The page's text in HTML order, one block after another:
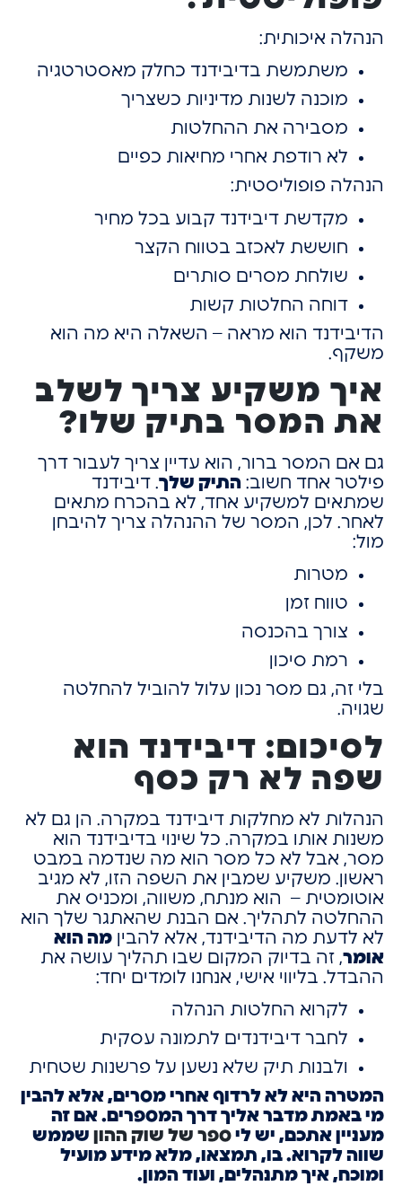
הנהלה איכותית:
משתמשת בדיבידנד כחלק מאסטרטגיה
מוכנה לשנות מדיניות כשצריך
מסבירה את ההחלטות
לא רודפת אחרי מחיאות כפיים
הנהלה פופוליסטית:
מקדשת דיבידנד קבוע בכל מחיר
חוששת לאכזב בטווח הקצר
שולחת מסרים סותרים
דוחה החלטות קשות
הדיבידנד הוא מראה – השאלה היא מה הוא
משקף.
איך משקיע צריך לשלב
את המסר בתיק שלו?
גם אם המסר ברור, הוא עדיין צריך לעבור דרך
פילטר אחד חשוב: התיק שלך. דיבידנד
שמתאים למשקיע אחד, לא בהכרח מתאים
לאחר. לכן, המסר של ההנהלה צריך להיבחן
מול:
מטרות
טווח זמן
צורך בהכנסה
רמת סיכון
בלי זה, גם מסר נכון עלול להוביל להחלטה
שגויה.
לסיכום: דיבידנד הוא
שפה לא רק כסף
הנהלות לא מחלקות דיבידנד במקרה. הן גם לא
משנות אותו במקרה. כל שינוי בדיבידנד הוא
מסר, אבל לא כל מסר הוא מה שנדמה במבט
ראשון. משקיע שמבין את השפה הזו, לא מגיב
אוטומטית – הוא מנתח, משווה, ומכניס את
ההחלטה לתהליך. אם הבנת שהאתגר שלך הוא
לא לדעת מה הדיבידנד, אלא להבין מה הוא
אומר, זה בדיוק המקום שבו תהליך עושה את
ההבדל. בליווי אישי, אנחנו לומדים יחד:
לקרוא החלטות הנהלה
לחבר דיבידנדים לתמונה עסקית
ולבנות תיק שלא נשען על פרשנות שטחית
המטרה היא לא לרדוף אחרי מסרים, אלא להבין
מי באמת מדבר אליך דרך המספרים. אם זה
מעניין אתכם, יש לי ספר של שוק ההון שממש
שווה לקרוא. בו, תמצאו, מלא מידע מועיל
ומוכח, איך מתנהלים, ועוד המון.